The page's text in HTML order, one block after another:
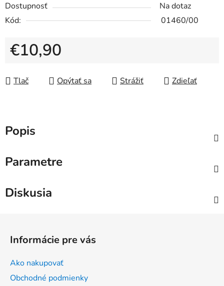
Dostupnosť
Na dotaz
Kód:
01460/00
€10,90
Tlač
Opýtať sa Strážiť Zdieľať
Popis
Parametre
Diskusia
Informácie pre vás
Ako nakupovať
Obchodné podmienky